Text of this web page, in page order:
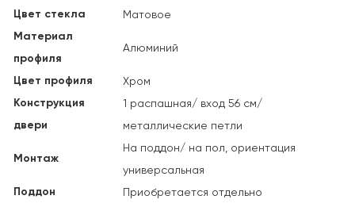
Цвет стекла Матовое
Материал
профиля
Алюминий
Цвет профиля Хром
Конструкция
двери
1 распашная/ вход 56 см/
металлические петли
Монтаж
На поддон/ на пол, ориентация
универсальная
Поддон Приобретается отдельно